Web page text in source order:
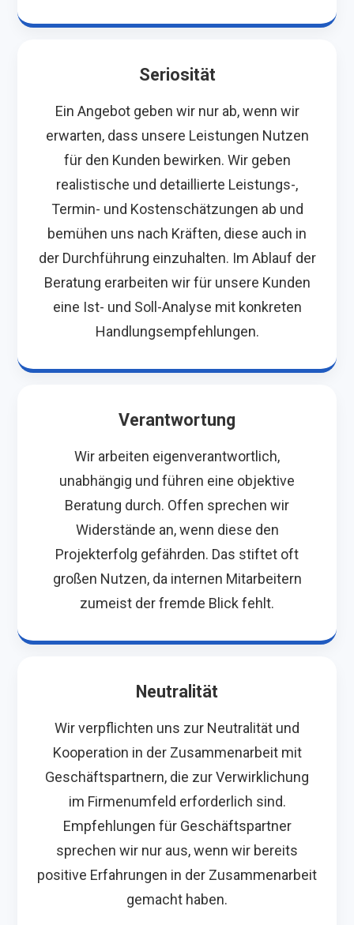
Seriosität
Ein Angebot geben wir nur ab, wenn wir
erwarten, dass unsere Leistungen Nutzen
für den Kunden bewirken. Wir geben
realistische und detaillierte Leistungs-,
Termin- und Kostenschätzungen ab und
bemühen uns nach Kräften, diese auch in
der Durchführung einzuhalten. Im Ablauf der
Beratung erarbeiten wir für unsere Kunden
eine Ist- und Soll-Analyse mit konkreten
Handlungsempfehlungen.
Verantwortung
Wir arbeiten eigenverantwortlich,
unabhängig und führen eine objektive
Beratung durch. Offen sprechen wir
Widerstände an, wenn diese den
Projekterfolg gefährden. Das stiftet oft
großen Nutzen, da internen Mitarbeitern
zumeist der fremde Blick fehlt.
Neutralität
Wir verpflichten uns zur Neutralität und
Kooperation in der Zusammenarbeit mit
Geschäftspartnern, die zur Verwirklichung
im Firmenumfeld erforderlich sind.
Empfehlungen für Geschäftspartner
sprechen wir nur aus, wenn wir bereits
positive Erfahrungen in der Zusammenarbeit
gemacht haben.